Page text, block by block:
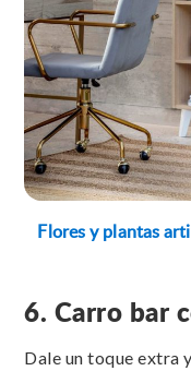
Flores y plantas
6. Carro bar
Dale un toque extra